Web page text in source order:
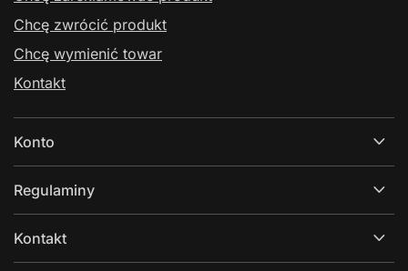
Chcę zwrócić produkt
Chcę wymienić towar
Kontakt
Konto
Regulaminy
Kontakt